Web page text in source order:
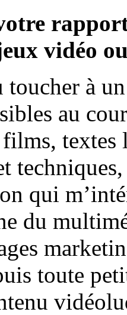
vidéo
toucher à
au
textes
qui
du
toute